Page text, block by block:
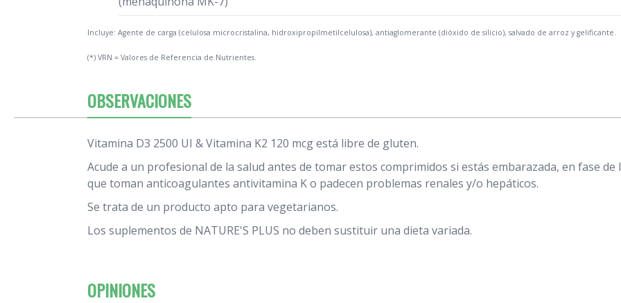
Incluye: Agente de carga (celulosa microcristalina, hidroxipropilmetilcelulosa), antiaglomerante (dióxido de silicio), salvado de arroz y gelificante.
(*) VRN = Valores de Referencia de Nutrientes.
OBSERVACIONES
Vitamina D3 2500 UI & Vitamina K2 120 mcg está libre de gluten.
Acude a un profesional de la salud antes de tomar estos comprimidos si estás embarazada, en fase
que toman anticoagulantes antivitamina K o padecen problemas renales y/o hepáticos.
Se trata de un producto apto para vegetarianos.
Los suplementos de NATURE'S PLUS no deben sustituir una dieta variada.
OPINIONES